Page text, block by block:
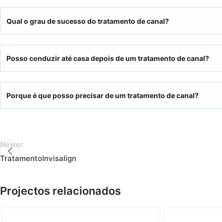
Qual o grau de sucesso do tratamento de canal?
Posso conduzir até casa depois de um tratamento de canal?
Porque é que posso precisar de um tratamento de canal?
Newer
TratamentoInvisalign
Projectos relacionados